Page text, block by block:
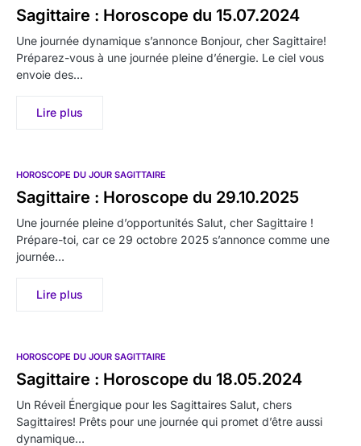
Sagittaire : Horoscope du 15.07.2024
Une journée dynamique s’annonce Bonjour, cher Sagittaire!
Préparez-vous à une journée pleine d’énergie. Le ciel vous
envoie des…
Lire plus
HOROSCOPE DU JOUR SAGITTAIRE
Sagittaire : Horoscope du 29.10.2025
Une journée pleine d’opportunités Salut, cher Sagittaire !
Prépare-toi, car ce 29 octobre 2025 s’annonce comme une
journée…
Lire plus
HOROSCOPE DU JOUR SAGITTAIRE
Sagittaire : Horoscope du 18.05.2024
Un Réveil Énergique pour les Sagittaires Salut, chers
Sagittaires! Prêts pour une journée qui promet d’être aussi
dynamique…